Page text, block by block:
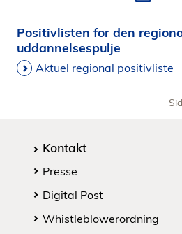
Positivlisten for den
uddannelsespulje
Aktuel regional positivliste
Kontakt
Presse
Digital Post
Whistleblowerordning